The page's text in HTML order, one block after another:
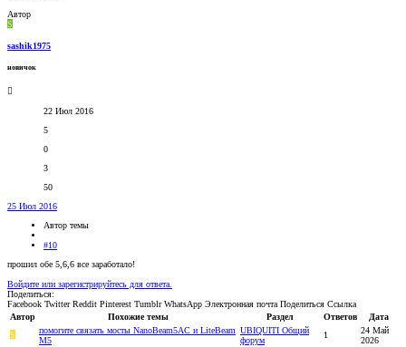
Автор
S
sashik1975
новичок
22 Июл 2016
5
0
3
50
25 Июл 2016
Автор темы
#10
прошил обе 5,6,6 все заработало!
Войдите или зарегистрируйтесь для ответа.
Поделиться:
Facebook Twitter Reddit Pinterest Tumblr WhatsApp Электронная почта Поделиться Ссылка
Автор
Похожие темы Раздел Ответов
Дата
S
помогите связать мосты NanoBeam5AC и LiteBeam
M5
UBIQUITI Общий
форум
1
24 Май
2026